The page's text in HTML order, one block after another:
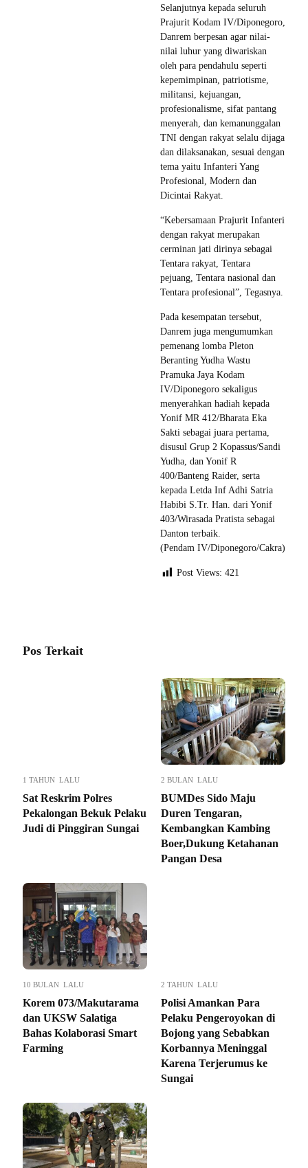
Selanjutnya kepada seluruh
Prajurit Kodam IV/Diponegoro,
Danrem berpesan agar nilai-
nilai luhur yang diwariskan
oleh para pendahulu seperti
kepemimpinan, patriotisme,
militansi, kejuangan,
profesionalisme, sifat pantang
menyerah, dan kemanunggalan
TNI dengan rakyat selalu dijaga
dan dilaksanakan, sesuai dengan
tema yaitu Infanteri Yang
Profesional, Modern dan
Dicintai Rakyat.
“Kebersamaan Prajurit Infanteri
dengan rakyat merupakan
cerminan jati dirinya sebagai
Tentara rakyat, Tentara
pejuang, Tentara nasional dan
Tentara profesional”, Tegasnya.
Pada kesempatan tersebut,
Danrem juga mengumumkan
pemenang lomba Pleton
Beranting Yudha Wastu
Pramuka Jaya Kodam
IV/Diponegoro sekaligus
menyerahkan hadiah kepada
Yonif MR 412/Bharata Eka
Sakti sebagai juara pertama,
disusul Grup 2 Kopassus/Sandi
Yudha, dan Yonif R
400/Banteng Raider, serta
kepada Letda Inf Adhi Satria
Habibi S.Tr. Han. dari Yonif
403/Wirasada Pratista sebagai
Danton terbaik.
(Pendam IV/Diponegoro/Cakra)
Post Views: 421
Pos Terkait
1 TAHUN LALU
Sat Reskrim Polres
Pekalongan Bekuk Pelaku
Judi di Pinggiran Sungai
2 BULAN LALU
BUMDes Sido Maju
Duren Tengaran,
Kembangkan Kambing
Boer,Dukung Ketahanan
Pangan Desa
10 BULAN LALU
Korem 073/Makutarama
dan UKSW Salatiga
Bahas Kolaborasi Smart
Farming
2 TAHUN LALU
Polisi Amankan Para
Pelaku Pengeroyokan di
Bojong yang Sebabkan
Korbannya Meninggal
Karena Terjerumus ke
Sungai